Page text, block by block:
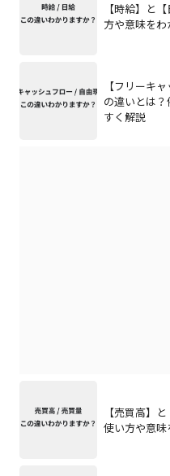
【時給】と
方や意味を
【フリーキ
の違いとは
すく解説
【売買高】
使い方や意